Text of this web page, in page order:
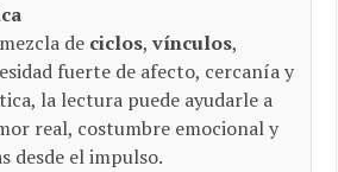
de ciclos,vínculos,
fuerte de afecto, cercanía y
la lectura puede ayudarle a
real, costumbre emocional y
desde el impulso.